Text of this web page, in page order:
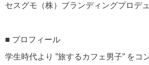
セスグモ（株）ブランディングプロデ
■ プロフィール
学生時代より ”旅するカフェ男子” をコ